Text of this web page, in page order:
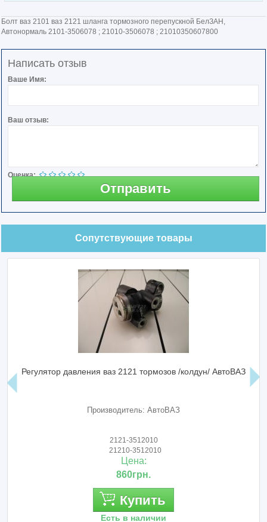
Болт ваз 2101 ваз 2121 шланга тормозного перепускной БелЗАН,
Автонормаль 2101-3506078 ; 21010-3506078 ; 21010350607800
Написать отзыв
Ваше Имя:
Ваш отзыв:
Оценка:
Отправить
Сопутствующие товары
Регулятор давления ваз 2121 тормозов /колдун/ АвтоВАЗ
Производитель: АвтоВАЗ
2121-3512010
21210-3512010
Цена:
860грн.
Купить
Есть в наличии